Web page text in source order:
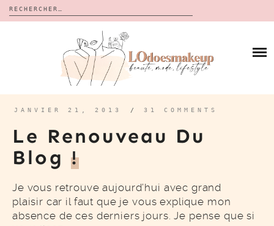
Rechercher :
CALENDRIERS DE L’AVENT
BON PLAN
À PROPOS
CONTACT
JANVIER 21, 2013 / 31 COMMENTS
Le Renouveau Du
Blog !
Je vous retrouve aujourd’hui avec grand
plaisir car il faut que je vous explique mon
absence de ces derniers jours. Je pense que si